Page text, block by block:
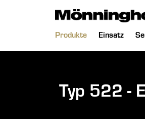
Navigation
Produkte Einsatz
Typ 522 -